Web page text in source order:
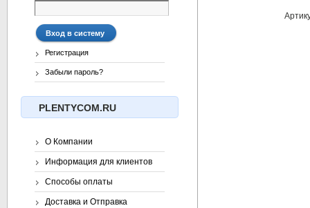
Регистрация
Забыли пароль?
PLENTYCOM.RU
О Компании
Информация для клиентов
Способы оплаты
Доставка и Отправка